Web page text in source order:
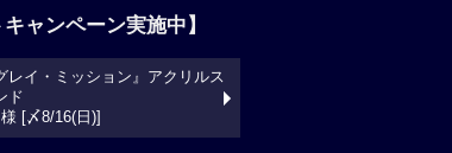
キャンペーン実施中】
レイ・ミッション』アクリルス
ド
[〆8/16(日)]